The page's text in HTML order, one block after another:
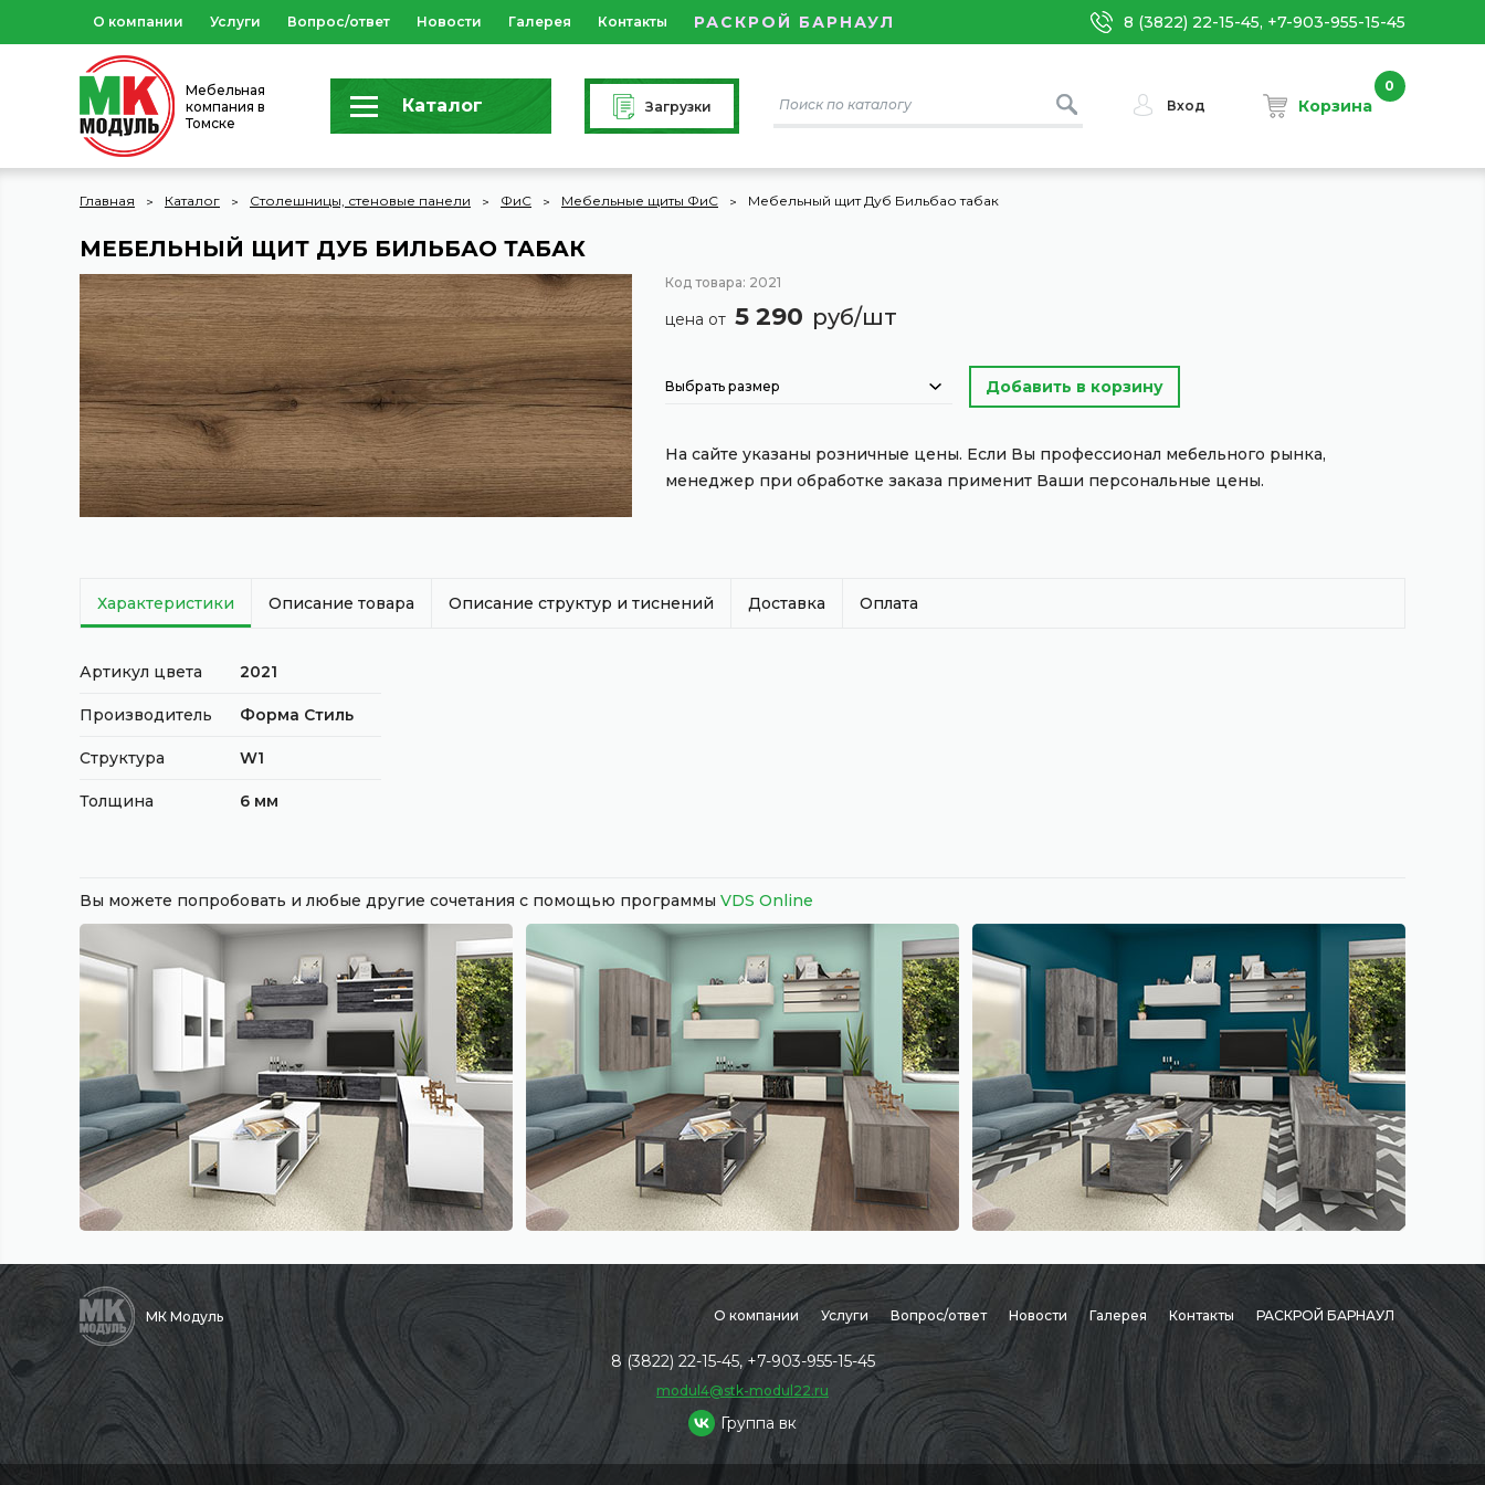
О компании Услуги Вопрос/ответ Новости Галерея Контакты РАСКРОЙ БАРНАУЛ 8 (3822) 22-15-45, +7-903-955-15-45
Мебельная
компания в
Томске
Каталог Загрузки Вход Корзина
0
Главная Каталог Столешницы, стеновые панели ФиС Мебельные щиты ФиС Мебельный щит Дуб Бильбао табак
МЕБЕЛЬНЫЙ ЩИТ ДУБ БИЛЬБАО ТАБАК
Код товара: 2021
цена от 5 290 руб/шт
Выбрать размер
На сайте указаны розничные цены. Если Вы профессионал мебельного рынка,
менеджер при обработке заказа применит Ваши персональные цены.
Характеристики Описание товара Описание структур и тиснений Доставка Оплата
Артикул цвета 2021
Производитель Форма Стиль
Структура W1
Толщина 6 мм
Вы можете попробовать и любые другие сочетания с помощью программы VDS Online
МК Модуль О компании Услуги Вопрос/ответ Новости Галерея Контакты РАСКРОЙ БАРНАУЛ
8 (3822) 22-15-45, +7-903-955-15-45
modul4@stk-modul22.ru
Группа вк